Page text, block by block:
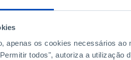
apenas os cookies necessários
todos", autoriza a utilização